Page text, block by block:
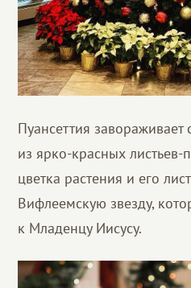
Пуансеттия
из ярко-красных
цветка растения и его
Вифлеемскую звезду,
к Младенцу Иисусу.